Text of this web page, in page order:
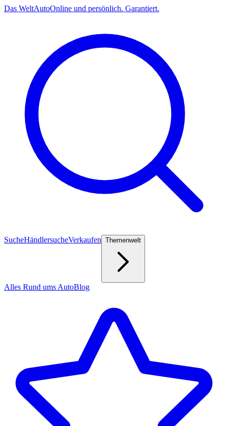
Das WeltAutoOnline und persönlich. Garantiert.
SucheHändlersucheVerkaufen Themenwelt
Alles Rund ums AutoBlog